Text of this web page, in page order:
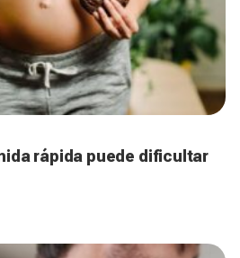
rápida puede dificultar